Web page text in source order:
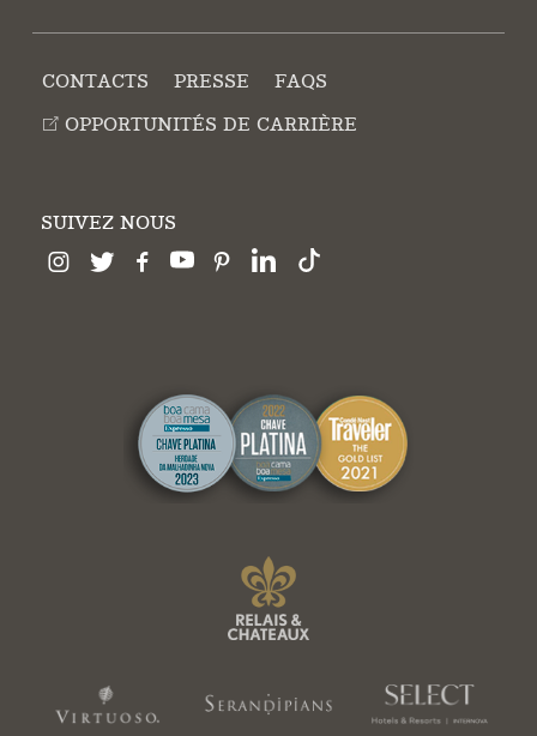
CONTACTS PRESSE
FAQS
OPPORTUNITÉS DE CARRIÈRE
SUIVEZ NOUS